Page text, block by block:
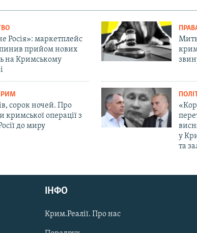
Росія»: маркетплейс
прийом нових
на Кримському
сорок ночей. Про
кримської операції з
до миру
у
та
ІНФО
Крим.Реалії. Про нас